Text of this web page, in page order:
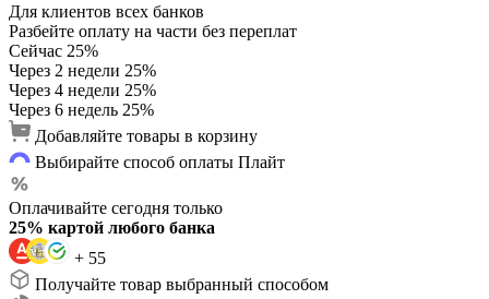
Для клиентов всех банков
Разбейте оплату на части без переплат
Сейчас 25%
Через 2 недели 25%
Через 4 недели 25%
Через 6 недель 25%
Добавляйте товары в корзину
Выбирайте способ оплаты Плайт
Оплачивайте сегодня только
25% картой любого банка
+ 55
Получайте товар выбранный способом